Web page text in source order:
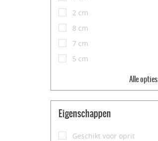
2 cm
8 cm
7 cm
5 cm
Alle opties
Eigenschappen
Geschikt voor oprit